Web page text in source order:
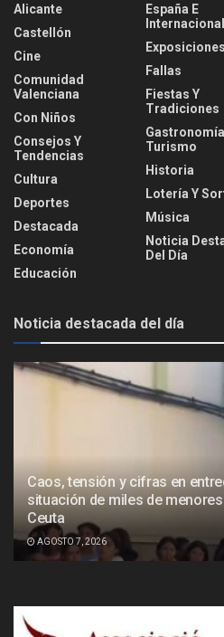
Alicante
Castellón
Cine
Comunidad
Valenciana
Con Niños
Consejos Y
Tendencias
Cultura
Deportes
Destacada
Economía
Educación
España E
Internacional
Exposiciones
Fallas
Fiestas Y
Tradiciones
Turismo
Historia
Lotería Y
Música
Noticia
Del Día
Noticia destacada del día
Caos, tensión y cifras en
situación de miles de
Ceuta
AGOSTO 7, 2026